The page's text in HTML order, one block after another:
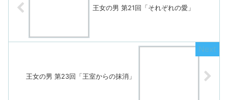
王女の男 第21回「それぞれの愛」
王女の男 第23回「王室からの抹消」